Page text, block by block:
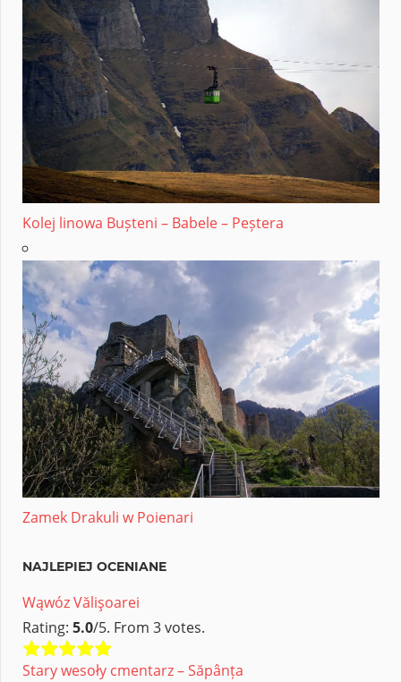
Kolej linowa Bușteni – Babele – Peștera
Zamek Drakuli w Poienari
NAJLEPIEJ OCENIANE
Wąwóz Vălişoarei
Rating: 5.0/5. From 3 votes.
Stary wesoły cmentarz – Săpânța